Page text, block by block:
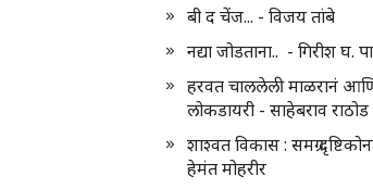
बी द चेंज... - विजय तांबे
नद्या जोडताना.. - गिरीश घ.
हरवत चाललेली माळरानं आणि
लोकडायरी - साहेबराव राठोड
शाश्वत विकास : समग्र
हेमंत मोहरीर